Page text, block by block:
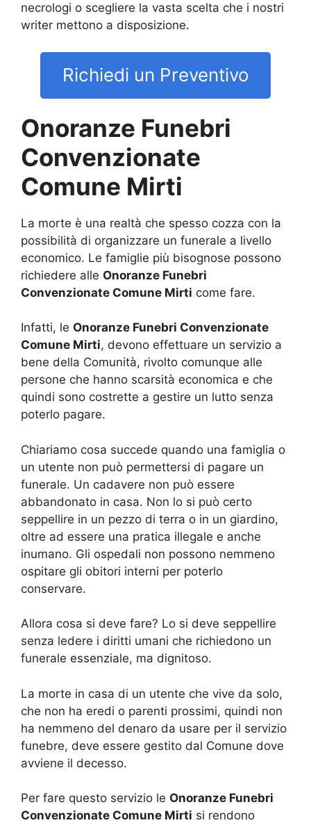
necrologi o scegliere la vasta scelta che i nostri
writer mettono a disposizione.
Richiedi un Preventivo
Onoranze Funebri
Convenzionate
Comune Mirti
La morte è una realtà che spesso cozza con la
possibilità di organizzare un funerale a livello
economico. Le famiglie più bisognose possono
richiedere alle Onoranze Funebri
Convenzionate Comune Mirti come fare.
Infatti, le Onoranze Funebri Convenzionate
Comune Mirti, devono effettuare un servizio a
bene della Comunità, rivolto comunque alle
persone che hanno scarsità economica e che
quindi sono costrette a gestire un lutto senza
poterlo pagare.
Chiariamo cosa succede quando una famiglia o
un utente non può permettersi di pagare un
funerale. Un cadavere non può essere
abbandonato in casa. Non lo si può certo
seppellire in un pezzo di terra o in un giardino,
oltre ad essere una pratica illegale e anche
inumano. Gli ospedali non possono nemmeno
ospitare gli obitori interni per poterlo
conservare.
Allora cosa si deve fare? Lo si deve seppellire
senza ledere i diritti umani che richiedono un
funerale essenziale, ma dignitoso.
La morte in casa di un utente che vive da solo,
che non ha eredi o parenti prossimi, quindi non
ha nemmeno del denaro da usare per il servizio
funebre, deve essere gestito dal Comune dove
avviene il decesso.
Per fare questo servizio le Onoranze Funebri
Convenzionate Comune Mirti si rendono